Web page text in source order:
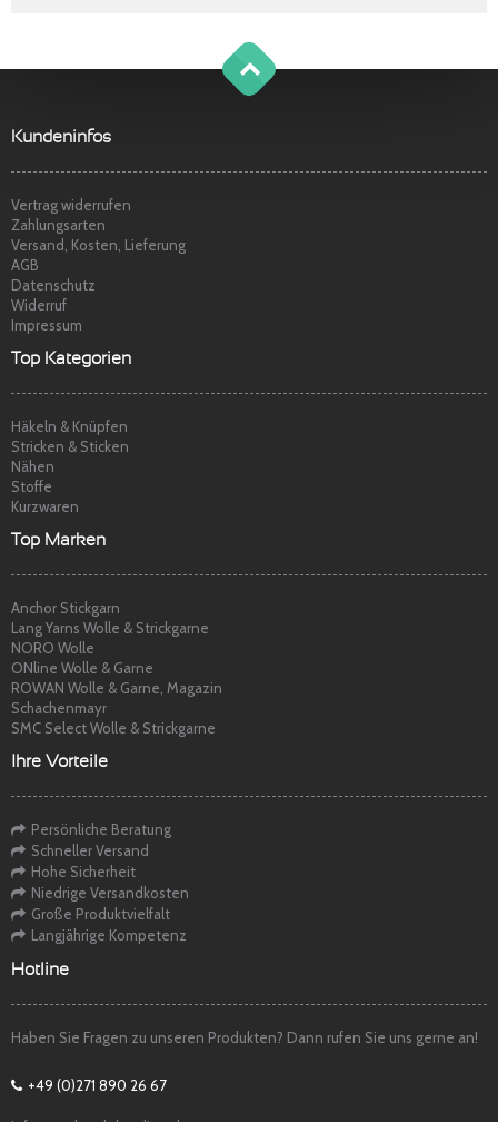
Claudia W.am08.09.2014
Marina S.am22.04.2014
g
o
t
o
o
Kundeninfos
Vertrag widerrufen
Zahlungsarten
Versand, Kosten, Lieferung
AGB
Datenschutz
Widerruf
Impressum
Top Kategorien
Häkeln & Knüpfen
Stricken & Sticken
Nähen
Stoffe
Kurzwaren
Top Marken
Anchor Stickgarn
Lang Yarns Wolle & Strickgarne
NORO Wolle
ONline Wolle & Garne
ROWAN Wolle & Garne, Magazin
Schachenmayr
SMC Select Wolle & Strickgarne
Ihre Vorteile
Persönliche Beratung
Schneller Versand
Hohe Sicherheit
Niedrige Versandkosten
Große Produktvielfalt
Langjährige Kompetenz
Hotline
Haben Sie Fragen zu unseren Produkten? Dann rufen Sie uns gerne an!
+49 (0)271 890 26 67